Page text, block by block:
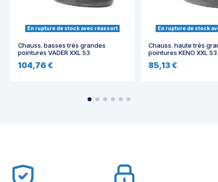
En rupture de stock avec réassort
Chauss. basses très grandes
pointures VADER XXL S3
104,76 €
En rupture de stock
Chauss. haute très
pointures KENO XXL S3
85,13 €